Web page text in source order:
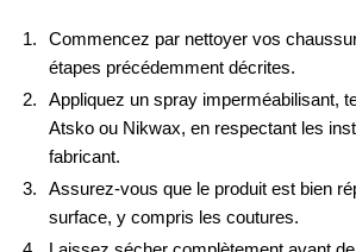
Commencez par nettoyer vos
étapes précédemment décrites.
Appliquez un spray imperméabilisant,
Atsko ou Nikwax, en respectant les
fabricant.
Assurez-vous que le produit est bien
surface, y compris les coutures.